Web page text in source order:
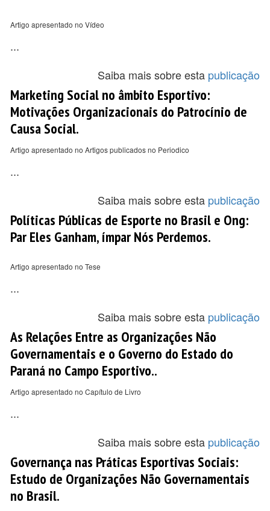
Artigo apresentado no Vídeo
...
Saiba mais sobre esta publicação
Marketing Social no âmbito Esportivo:
Motivações Organizacionais do Patrocínio de
Causa Social.
Artigo apresentado no Artigos publicados no Periodico
...
Saiba mais sobre esta publicação
Políticas Públicas de Esporte no Brasil e Ong:
Par Eles Ganham, ímpar Nós Perdemos.
Artigo apresentado no Tese
...
Saiba mais sobre esta publicação
As Relações Entre as Organizações Não
Governamentais e o Governo do Estado do
Paraná no Campo Esportivo..
Artigo apresentado no Capítulo de Livro
...
Saiba mais sobre esta publicação
Governança nas Práticas Esportivas Sociais:
Estudo de Organizações Não Governamentais
no Brasil.